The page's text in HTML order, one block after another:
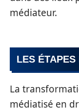
médiateur.
LES
La
médiatisé en